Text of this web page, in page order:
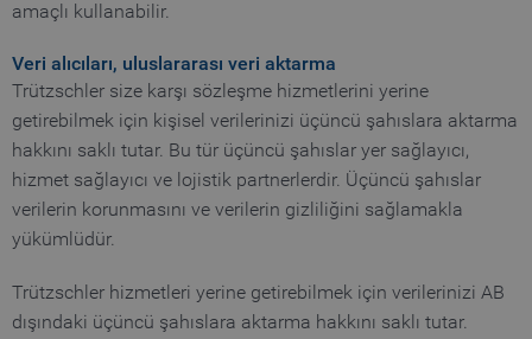
amaçlı kullanabilir.
Veri alıcıları, uluslararası veri aktarma
Trützschler size karşı sözleşme hizmetlerini yerine
getirebilmek için kişisel verilerinizi üçüncü şahıslara aktarma
hakkını saklı tutar. Bu tür üçüncü şahıslar yer sağlayıcı,
hizmet sağlayıcı ve lojistik partnerlerdir. Üçüncü şahıslar
verilerin korunmasını ve verilerin gizliliğini sağlamakla
yükümlüdür.
Trützschler hizmetleri yerine getirebilmek için verilerinizi AB
dışındaki üçüncü şahıslara aktarma hakkını saklı tutar.
CookieScriptConsent
CookieScript
www.truetzschler.de
1 year
Name Provider / Domain
Name Provider / Domain Expiration
preferred_language
www.truetzschler.de
11